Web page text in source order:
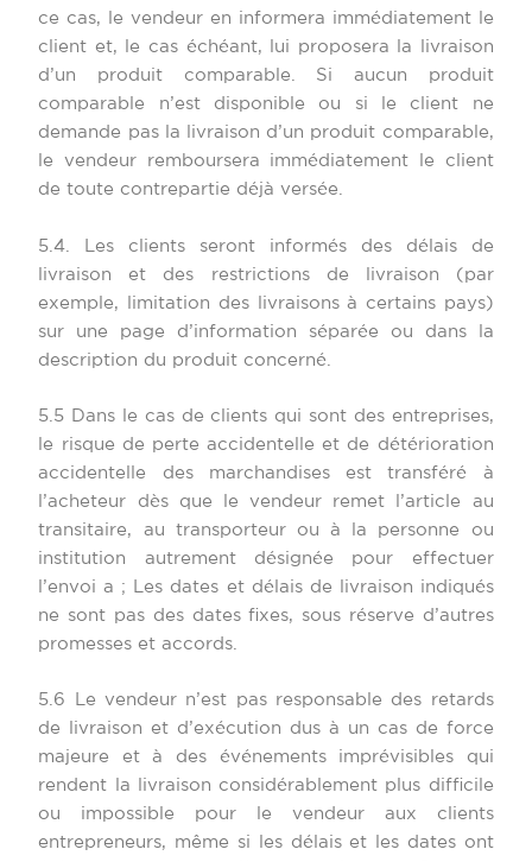
ce cas, le vendeur en informera immédiatement le
client et, le cas échéant, lui proposera la livraison
d’un produit comparable. Si aucun produit
comparable n’est disponible ou si le client ne
demande pas la livraison d’un produit comparable,
le vendeur remboursera immédiatement le client
de toute contrepartie déjà versée.
5.4. Les clients seront informés des délais de
livraison et des restrictions de livraison (par
exemple, limitation des livraisons à certains pays)
sur une page d’information séparée ou dans la
description du produit concerné.
5.5 Dans le cas de clients qui sont des entreprises,
le risque de perte accidentelle et de détérioration
accidentelle des marchandises est transféré à
l’acheteur dès que le vendeur remet l’article au
transitaire, au transporteur ou à la personne ou
institution autrement désignée pour effectuer
l’envoi a ; Les dates et délais de livraison indiqués
ne sont pas des dates fixes, sous réserve d’autres
promesses et accords.
5.6 Le vendeur n’est pas responsable des retards
de livraison et d’exécution dus à un cas de force
majeure et à des événements imprévisibles qui
rendent la livraison considérablement plus difficile
ou impossible pour le vendeur aux clients
entrepreneurs, même si les délais et les dates ont